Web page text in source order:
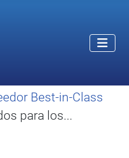
Best-in-Class
para los...